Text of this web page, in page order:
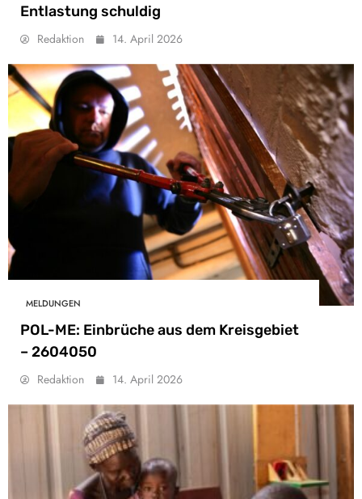
Entlastung schuldig
Redaktion 14. April 2026
MELDUNGEN
POL-ME: Einbrüche aus dem Kreisgebiet
– 2604050
Redaktion 14. April 2026